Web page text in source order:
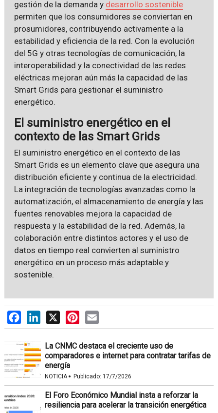
gestión de la demanda y desarrollo sostenible
permiten que los consumidores se conviertan en
prosumidores, contribuyendo activamente a la
estabilidad y eficiencia de la red. Con la evolución
del 5G y otras tecnologías de comunicación, la
interoperabilidad y la conectividad de las redes
eléctricas mejoran aún más la capacidad de las
Smart Grids para gestionar el suministro
energético.
El suministro energético en el
contexto de las Smart Grids
El suministro energético en el contexto de las
Smart Grids es un elemento clave que asegura una
distribución eficiente y continua de la electricidad.
La integración de tecnologías avanzadas como la
automatización, el almacenamiento de energía y las
fuentes renovables mejora la capacidad de
respuesta y la estabilidad de la red. Además, la
colaboración entre distintos actores y el uso de
datos en tiempo real convierten al suministro
energético en un proceso más adaptable y
sostenible.
FacebookLinkedIn
X PinterestEmail
La CNMC destaca el creciente uso de
comparadores e internet para contratar tarifas de
energía
NOTICIA· Publicado: 17/7/2026
El Foro Económico Mundial insta a reforzar la
resiliencia para acelerar la transición energética